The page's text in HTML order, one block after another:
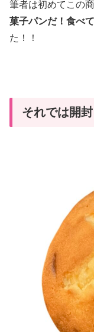
筆者は初めてこの
菓子パンだ！食べて
た！！
それでは開封